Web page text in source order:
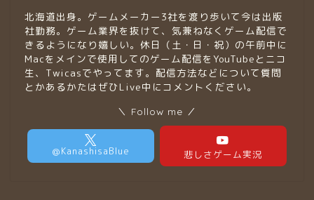
北海道出身。ゲームメーカー3社を渡り歩いて今は出版
社勤務。ゲーム業界を抜けて、気兼ねなくゲーム配信で
きるようになり嬉しい。休日（土・日・祝）の午前中に
Macをメインで使用してのゲーム配信をYouTubeとニコ
生、Twicasでやってます。配信方法などについて質問
とかあるかたはぜひLive中にコメントください。
＼ Follow me ／